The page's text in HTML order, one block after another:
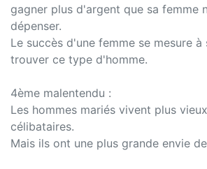
gagner plus d'argent que sa femme
dépenser.
Le succès d'une femme se mesure à
trouver ce type d'homme.
4ème malentendu :
Les hommes mariés vivent plus
célibataires.
Mais ils ont une plus grande envie